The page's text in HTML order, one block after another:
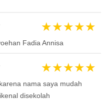
★★★★★
Fadia Annisa
★★★★★
nama saya mudah
disekolah